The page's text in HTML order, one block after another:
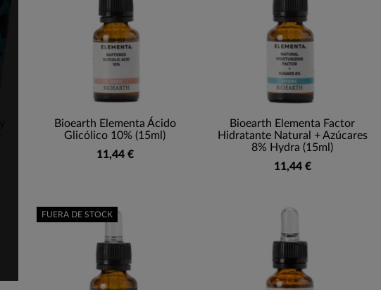
Bioearth Elementa Ácido
Glicólico 10% (15ml)
11,44 €
Bioearth Elementa Factor
Hidratante Natural + Azúcares
8% Hydra (15ml)
11,44 €
FUERA DE STOCK